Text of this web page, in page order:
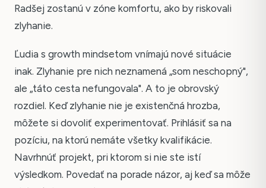
Radšej zostanú v zóne komfortu, ako by riskovali
zlyhanie.
Ľudia s growth mindsetom vnímajú nové situácie
inak. Zlyhanie pre nich neznamená „som neschopný",
ale „táto cesta nefungovala". A to je obrovský
rozdiel. Keď zlyhanie nie je existenčná hrozba,
môžete si dovoliť experimentovať. Prihlásiť sa na
pozíciu, na ktorú nemáte všetky kvalifikácie.
Navrhnúť projekt, pri ktorom si nie ste istí
výsledkom. Povedať na porade názor, aj keď sa môže